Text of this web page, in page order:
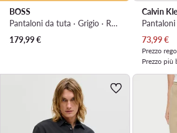
BOSS
Pantaloni da tuta · Grigio · Regular Fit
179,99€
Calvin
Prezzo
73,99€
Prezzo
Prezzo più